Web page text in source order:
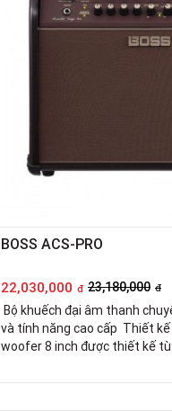
BOSS ACS-PRO
22,030,000 đ 23,180,000 đ
Bộ khuếch đại âm thanh
và tính năng cao cấp Thiết
woofer 8 inch được thiết kế